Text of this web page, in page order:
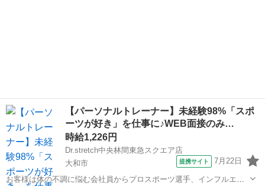
【パーソナルトレーナー】未経験98%「スポ
ーツが好き」を仕事に♪WEB面接のみ…
時給1,226円
Dr.stretch中央林間東急スクエア店
大和市
提携サイト 7月22日
お客様は体の不調に悩む会社員からプロスポーツ選手、インフルエン